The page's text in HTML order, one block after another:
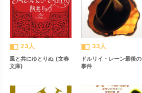
import_contacts 23人
風と共にゆとりぬ (文春
文庫)
import_contacts 33人
ドルリイ・レーン最後の
事件